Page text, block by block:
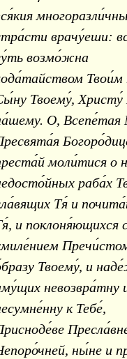
врачу́еши:
возмо́жна
Твои́м
Твоему́, Христу́
О,
моли́тися о
раба́х
Тя́ и
и поклоня́ющихся
Твоему́, и
невозвра́тну
к Тебе́,
ны́не и